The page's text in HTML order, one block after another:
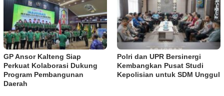
GP Ansor Kalteng Siap
Perkuat Kolaborasi Dukung
Program Pembangunan
Daerah
Polri dan UPR Bersinergi
Kembangkan Pusat Studi
Kepolisian untuk SDM Unggul